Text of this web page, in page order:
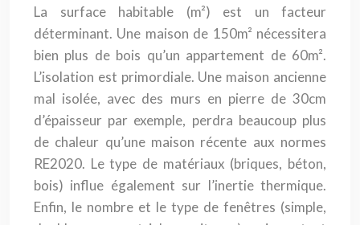
La surface habitable (m²) est un facteur
déterminant. Une maison de 150m² nécessitera
bien plus de bois qu’un appartement de 60m².
L’isolation est primordiale. Une maison ancienne
mal isolée, avec des murs en pierre de 30cm
d’épaisseur par exemple, perdra beaucoup plus
de chaleur qu’une maison récente aux normes
RE2020. Le type de matériaux (briques, béton,
bois) influe également sur l’inertie thermique.
Enfin, le nombre et le type de fenêtres (simple,